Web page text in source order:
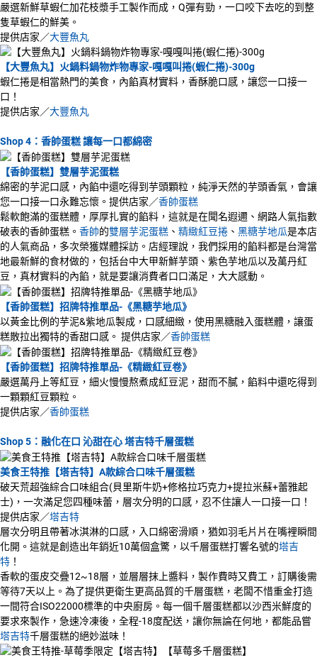
嚴選新鮮草蝦仁加花枝漿手工製作而成，Q彈有勁，一口咬下去吃的到整
隻草蝦仁的鮮美。
提供店家／大豐魚丸
【大豐魚丸】火鍋料鍋物炸物專家-嘎嘎叫捲(蝦仁捲)-300g
蝦仁捲是相當熱門的美食，內餡真材實料，香酥脆口感，讓您一口接一
口！
提供店家／大豐魚丸
Shop 4：香帥蛋糕 讓每一口都綿密
【香帥蛋糕】雙層芋泥蛋糕
綿密的芋泥口感，內餡中還吃得到芋頭顆粒，純淨天然的芋頭香氣，會讓
您一口接一口永難忘懷。提供店家／香帥蛋糕
鬆軟飽滿的蛋糕體，厚厚扎實的餡料，這就是在聞名遐邇、網路人氣指數
破表的香帥蛋糕。 香帥的雙層芋泥蛋糕 、 精緻紅豆捲 、 黑糖芋地瓜是本店
的人氣商品，多次榮獲媒體採訪。店經理說，我們採用的餡料都是台灣當
地最新鮮的食材做的，包括台中大甲新鮮芋頭、紫色芋地瓜以及萬丹紅
豆，真材實料的內餡，就是要讓消費者口口滿足，大大感動。
【香帥蛋糕】招牌特推單品-《黑糖芋地瓜》
以黃金比例的芋泥&紫地瓜製成，口感細緻，使用黑糖融入蛋糕體，讓蛋
糕散拉出獨特的香甜口感。 提供店家／香帥蛋糕
【香帥蛋糕】招牌特推單品-《精緻紅豆卷》
嚴選萬丹上等紅豆，細火慢慢熬煮成紅豆泥，甜而不膩，餡料中還吃得到
一顆顆紅豆顆粒。
提供店家／香帥蛋糕
Shop 5：融化在口 沁甜在心 塔吉特千層蛋糕
美食王特推【塔吉特】A款綜合口味千層蛋糕
破天荒超強綜合口味組合(貝里斯牛奶+修格拉巧克力+提拉米蘇+蕾雅起
士)，一次滿足您四種味蕾，層次分明的口感，忍不住讓人一口接一口！
提供店家／塔吉特
層次分明且帶著冰淇淋的口感，入口綿密滑順，猶如羽毛片片在嘴裡瞬間
化開。這就是創造出年銷近10萬個盒驚，以千層蛋糕打響名號的塔吉
特 ！
香軟的蛋皮交疊12~18層，並層層抹上醬料，製作費時又費工，訂購後需
等待7天以上。為了提供更衛生更高品質的千層蛋糕，老闆不惜重金打造
一間符合ISO22000標準的中央廚房。每一個千層蛋糕都以沙西米鮮度的
要求來製作，急速冷凍後，全程-18度配送，讓你無論在何地，都能品嘗
塔吉特千層蛋糕的絕妙滋味！